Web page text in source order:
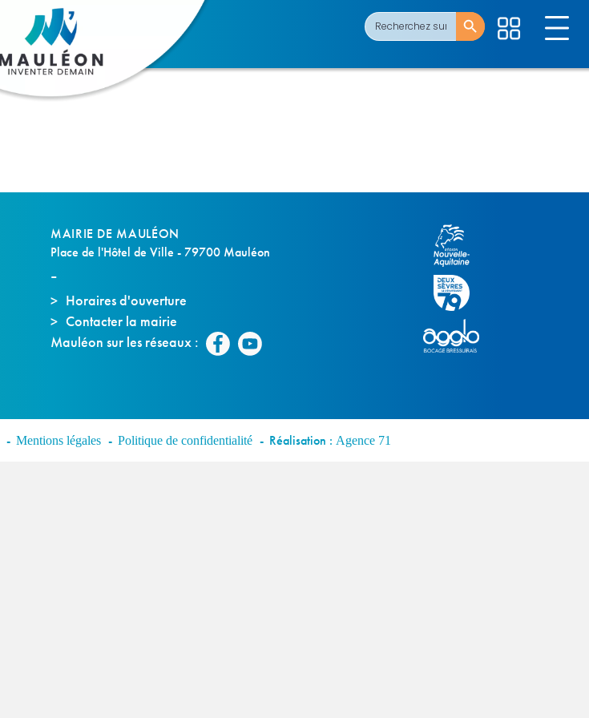
Search
for:
Search Button
MAIRIE DE MAULÉON
Place de l'Hôtel de Ville - 79700 Mauléon
Horaires d'ouverture
Contacter la mairie
Mauléon sur les réseaux :
Mentions légales Politique de confidentialité Réalisation : Agence 71